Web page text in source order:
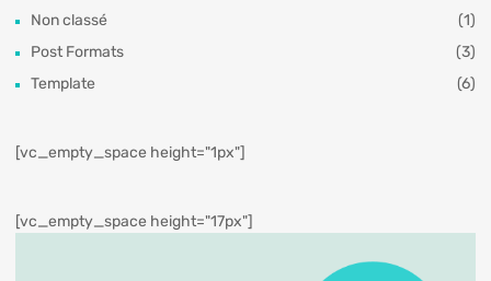
Non classé
(1)
Post Formats
(3)
Template
(6)
[vc_empty_space height="1px"]
[vc_empty_space height="17px"]